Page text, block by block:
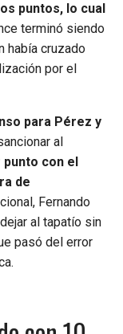
puntos, lo cual
terminó siendo
había cruzado
por el
para Pérez y
al
con el
de
Fernando
al tapatío sin
pasó del error